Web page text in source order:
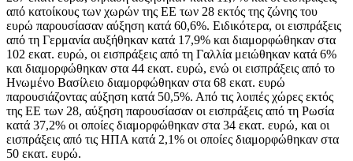
από κατοίκους των χωρών της ΕΕ των 28 εκτός της ζώνης του
ευρώ παρουσίασαν αύξηση κατά 60,6%. Ειδικότερα, οι εισπράξεις
από τη Γερμανία αυξήθηκαν κατά 17,9% και διαμορφώθηκαν στα
102 εκατ. ευρώ, οι εισπράξεις από τη Γαλλία μειώθηκαν κατά 6%
και διαμορφώθηκαν στα 44 εκατ. ευρώ, ενώ οι εισπράξεις από το
Ηνωμένο Βασίλειο διαμορφώθηκαν στα 68 εκατ. ευρώ
παρουσιάζοντας αύξηση κατά 50,5%. Από τις λοιπές χώρες εκτός
της ΕΕ των 28, αύξηση παρουσίασαν οι εισπράξεις από τη Ρωσία
κατά 37,2% οι οποίες διαμορφώθηκαν στα 34 εκατ. ευρώ, και οι
εισπράξεις από τις ΗΠΑ κατά 2,1% οι οποίες διαμορφώθηκαν στα
50 εκατ. ευρώ.